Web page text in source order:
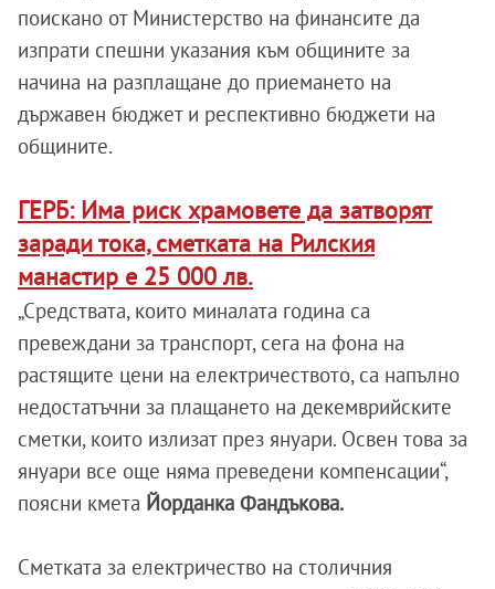
поискано от Министерство на финансите да
изпрати спешни указания към общините за
начина на разплащане до приемането на
държавен бюджет и респективно бюджети на
общините.
ГЕРБ: Има риск храмовете да затворят
заради тока, сметката на Рилския
манастир е 25 000 лв.
„Средствата, които миналата година са
превеждани за транспорт, сега на фона на
растящите цени на електричеството, са напълно
недостатъчни за плащането на декемврийските
сметки, които излизат през януари. Освен това за
януари все още няма преведени компенсации“,
поясни кмета Йорданка Фандъкова.
Сметката за електричество на столичния